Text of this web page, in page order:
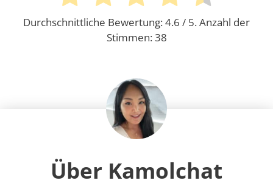
Durchschnittliche Bewertung:4.6 / 5. Anzahl der
Stimmen:38
Über Kamolchat